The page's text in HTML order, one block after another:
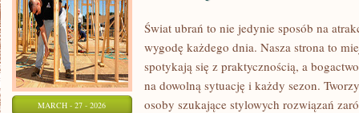
MARCH - 27 - 2026
Świat ubrań to nie jedynie sposób na
wygodę każdego dnia. Nasza strona to
spotykają się z praktycznością, a
na dowolną sytuację i każdy sezon.
osoby szukające stylowych rozwiązań